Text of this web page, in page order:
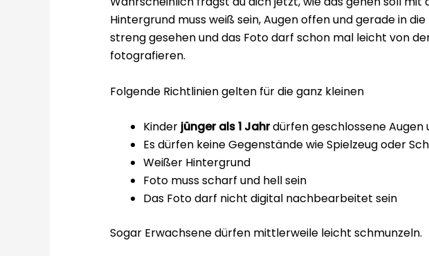
Hintergrund muss weiß sein, Augen offen und gerade in
streng gesehen und das Foto darf schon mal leicht von
fotografieren.
Folgende Richtlinien gelten für die ganz kleinen
Kinder jünger als 1 Jahrdürfen geschlossene Augen
Es dürfen keine Gegenstände wie Spielzeug oder
Weißer Hintergrund
Foto muss scharf und hell sein
Das Foto darf nicht digital nachbearbeitet sein
Sogar Erwachsene dürfen mittlerweile leicht schmunzeln.